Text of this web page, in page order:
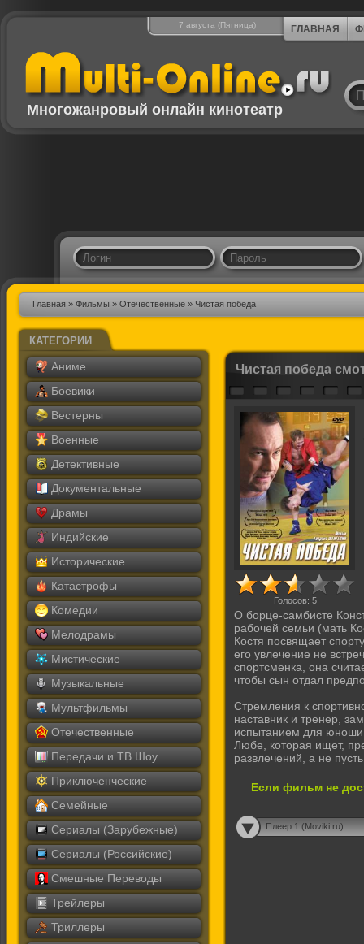
7 августа (Пятница) ГЛАВНАЯ
Многожанровый онлайн кинотеатр
Главная » Фильмы » Отечественные » Чистая победа
КАТЕГОРИИ
Аниме
Боевики
Вестерны
Военные
Детективные
Документальные
Драмы
Индийские
Исторические
Катастрофы
Комедии
Мелодрамы
Мистические
Музыкальные
Мультфильмы
Отечественные
Передачи и ТВ Шоу
Приключенческие
Семейные
Сериалы (Зарубежные)
Сериалы (Российские)
Смешные Переводы
Трейлеры
Триллеры
Чистая победа
Голосов: 5
О борце-самбисте
рабочей семьи (мать
Костя посвящает
его увлечение не
спортсменка, она
чтобы сын отдал
Стремления к
наставник и тренер,
испытанием для юноши
Любе, которая ищет,
развлечений, а не
Если фильм не
Плеер 1 (Moviki.ru)